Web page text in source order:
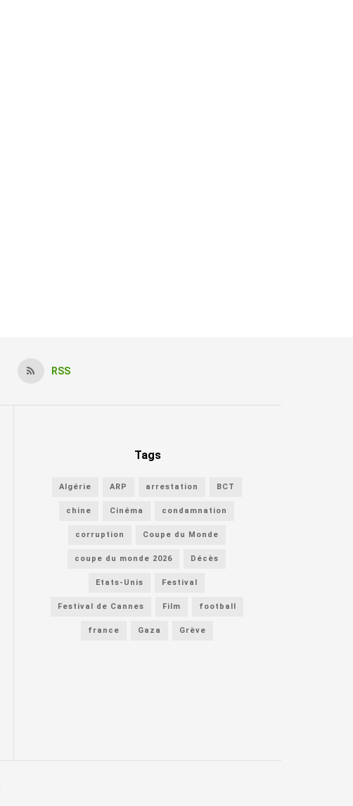
RSS
Tags
Algérie ARP arrestation BCT
chine Cinéma condamnation
corruption Coupe du Monde
coupe du monde 2026 Décès
Etats-Unis Festival
Festival de Cannes Film football
france Gaza Grève